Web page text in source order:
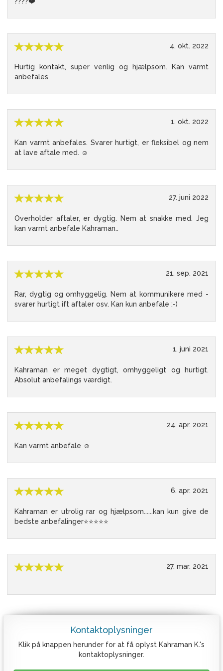
4. okt. 2022
Hurtig kontakt, super venlig og hjælpsom. Kan varmt
anbefales
1. okt. 2022
Kan varmt anbefales. Svarer hurtigt, er fleksibel og nem
at lave aftale med. ☺️
27. juni 2022
Overholder aftaler, er dygtig. Nem at snakke med. Jeg
kan varmt anbefale Kahraman..
21. sep. 2021
Rar, dygtig og omhyggelig. Nem at kommunikere med -
svarer hurtigt ift aftaler osv. Kan kun anbefale :-)
1. juni 2021
Kahraman er meget dygtigt, omhyggeligt og hurtigt.
Absolut anbefalings værdigt.
24. apr. 2021
Kan varmt anbefale ☺️
6. apr. 2021
Kahraman er utrolig rar og hjælpsom......kan kun give de
bedste anbefalinger⭐️⭐️⭐️⭐️⭐️
27. mar. 2021
Kontaktoplysninger
Klik på knappen herunder for at få oplyst Kahraman K.'s
kontaktoplysninger.